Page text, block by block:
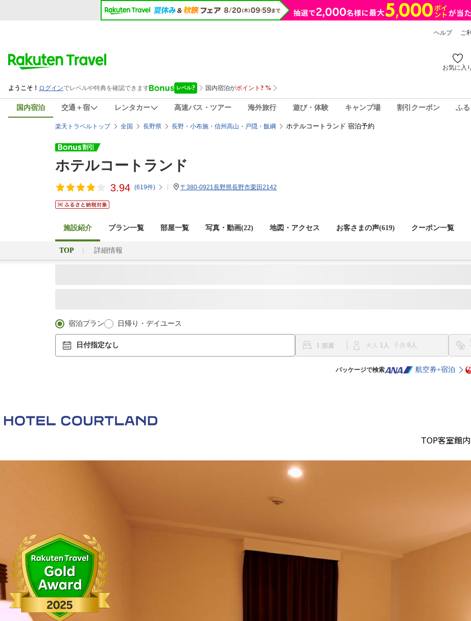
ヘルプ ご
お気に入り
国内宿泊 交通＋宿 レンタカー 高速バス・ツアー 海外旅行 遊び・体験 キャンプ場 割引クーポン ふ
楽天トラベルトップ 全国 長野県 長野・小布施・信州高山・戸隠・飯綱 ホテルコートランド 宿泊予約
ホテルコートランド
3.94 (619件) 〒380-0921長野県長野市栗田2142
施設紹介 プラン一覧 部屋一覧 写真・動画(22) 地図・アクセス お客さまの声(619) クーポン一覧
TOP 詳細情報
宿泊プラン 日帰り・デイユース
日付指定なし 1 大人 1 子供 0
パッケージで検索 航空券+宿泊
TOP客室館